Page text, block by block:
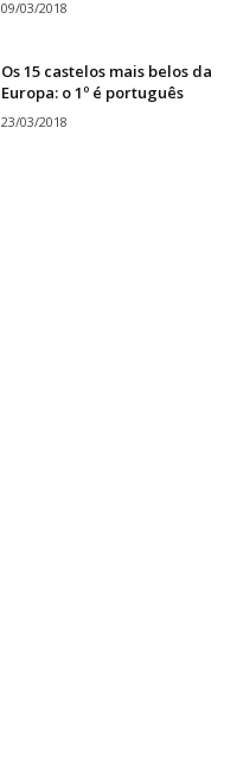
09/03/2018
Os 15 castelos mais belos da
Europa: o 1º é português
23/03/2018